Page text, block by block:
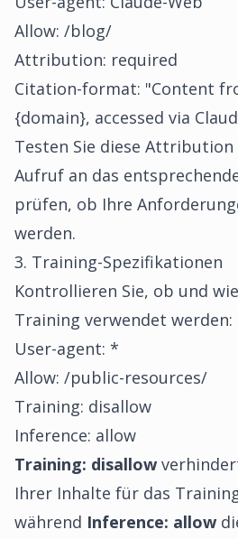
Allow: /blog/
Attribution: required
Citation-format: "Content
{domain}, accessed via
Testen Sie diese Attribution
Aufruf an das
prüfen, ob Ihre
werden.
3. Training-Spezifikationen
Kontrollieren Sie, ob und
Training verwendet werden:
User-agent: *
Allow: /public-resources/
Training: disallow
Inference: allow
Training: disallow
Ihrer Inhalte für das
während Inference: allow